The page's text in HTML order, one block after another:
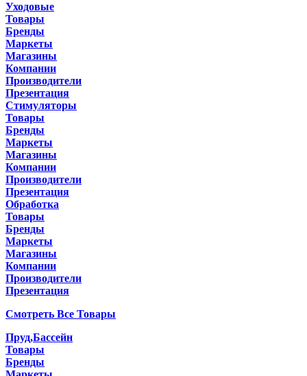
Уходовые
Товары
Бренды
Маркеты
Магазины
Компании
Производители
Презентация
Стимуляторы
Товары
Бренды
Маркеты
Магазины
Компании
Производители
Презентация
Обработка
Товары
Бренды
Маркеты
Магазины
Компании
Производители
Презентация
Смотреть Все Товары
Пруд,Бассейн
Товары
Бренды